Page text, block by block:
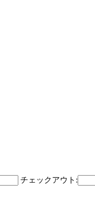
チェックアウト: